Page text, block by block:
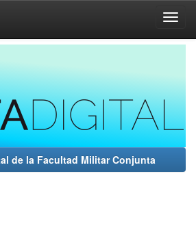
de la Facultad Militar Conjunta